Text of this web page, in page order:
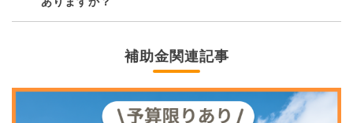
補助金関連記事